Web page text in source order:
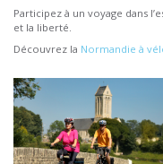
Participez à un voyage dans
et la liberté.
Découvrez la Normandie à